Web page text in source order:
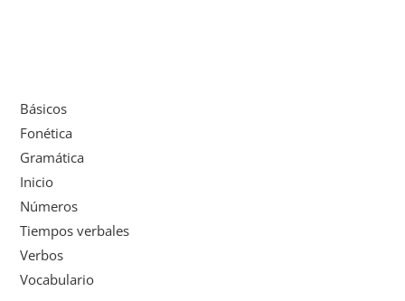
Básicos
Fonética
Gramática
Inicio
Números
Tiempos verbales
Verbos
Vocabulario